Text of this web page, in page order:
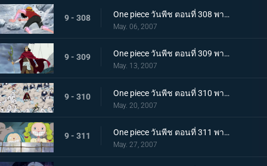
9 - 308 One piece วันพีช ตอนที่ 308 พากย์ไทย รอคอยเพื่อลูฟี่! การต่อสู้เดิมพันด้วยชีวิตบนสะพานแห่งความลังเล
May. 06, 2007
9 - 309 One piece วันพีช ตอนที่ 309 พากย์ไทย ทุ่มใจใส่กำปั้น! หมัดปืนกลทุ่มสุดตัวของลูฟี่
May. 13, 2007
9 - 310 One piece วันพีช ตอนที่ 310 พากย์ไทย สหายผู้มาจากท้องทะเล! สายสัมพันธ์ที่เข้มแข็งของกลุ่มหมวกฟาง
May. 20, 2007
9 - 311 One piece วันพีช ตอนที่ 311 พากย์ไทย การหลบที่ยิ่งใหญ่! เส้นทางสู่ชัยชนะของโจรสลัด
May. 27, 2007